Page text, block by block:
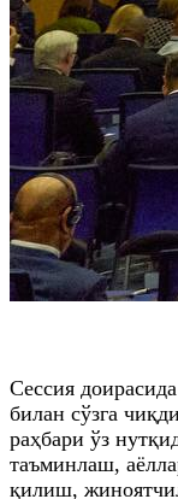
Сессия
билан сўзга
раҳбари ўз
таъминлаш,
қилиш,